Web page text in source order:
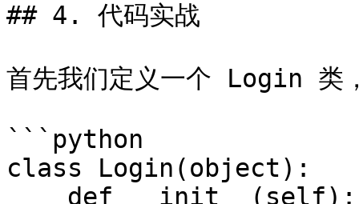
## 4. 代码实战
首先我们定义一个 Login 类
```python
class Login(object):